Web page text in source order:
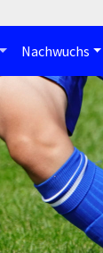
Nachwuchs